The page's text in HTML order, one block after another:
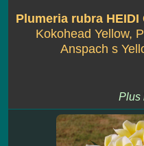
Plumeria rubra HEIDI
Kokohead Yellow,
Anspach s
Plus